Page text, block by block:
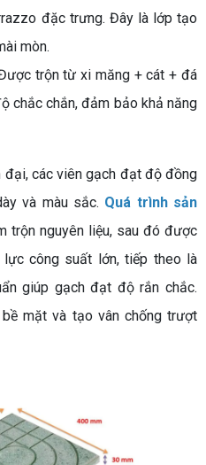
đặc trưng. Đây là lớp tạo
mòn.
trộn từ xi măng + cát + đá
chắc chắn, đảm bảo khả năng
đại, các viên gạch đạt độ đồng
và màu sắc. Quá trình sản
trộn nguyên liệu, sau đó được
công suất lớn, tiếp theo là
giúp gạch đạt độ rắn chắc.
mặt và tạo vân chống trượt